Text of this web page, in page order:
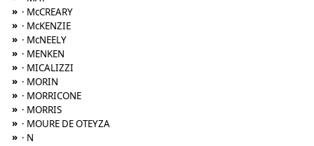
» · McCREARY
» · McKENZIE
» · McNEELY
» · MENKEN
» · MICALIZZI
» · MORIN
» · MORRICONE
» · MORRIS
» · MOURE DE OTEYZA
» · N